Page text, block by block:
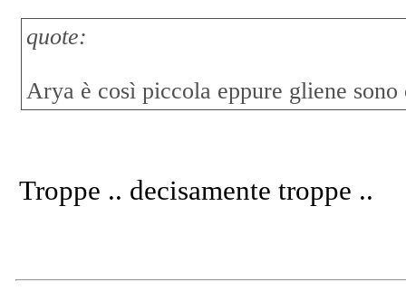
quote:
Arya è così piccola eppure gliene
Troppe .. decisamente troppe ..